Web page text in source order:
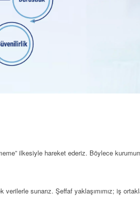
ilkesiyle hareket ederiz. Böylece
verilerle sunarız. Şeffaf yaklaşımımız; iş